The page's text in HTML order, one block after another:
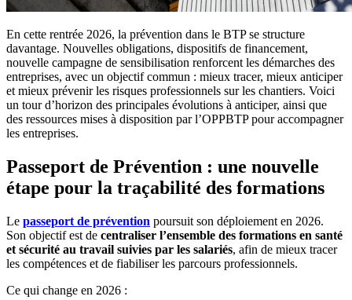
En cette rentrée 2026, la prévention dans le BTP se structure
davantage. Nouvelles obligations, dispositifs de financement,
nouvelle campagne de sensibilisation renforcent les démarches des
entreprises, avec un objectif commun : mieux tracer, mieux anticiper
et mieux prévenir les risques professionnels sur les chantiers. Voici
un tour d’horizon des principales évolutions à anticiper, ainsi que
des ressources mises à disposition par l’OPPBTP pour accompagner
les entreprises.
Passeport de Prévention : une nouvelle
étape pour la traçabilité des formations
Le passeport de prévention poursuit son déploiement en 2026.
Son objectif est de centraliser l’ensemble des formations en santé
et sécurité au travail suivies par les salariés, afin de mieux tracer
les compétences et de fiabiliser les parcours professionnels.
Ce qui change en 2026 :